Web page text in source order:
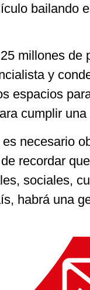
bailando
millones de
y
espacios
cumplir una
necesario
recordar
sociales,
habrá una